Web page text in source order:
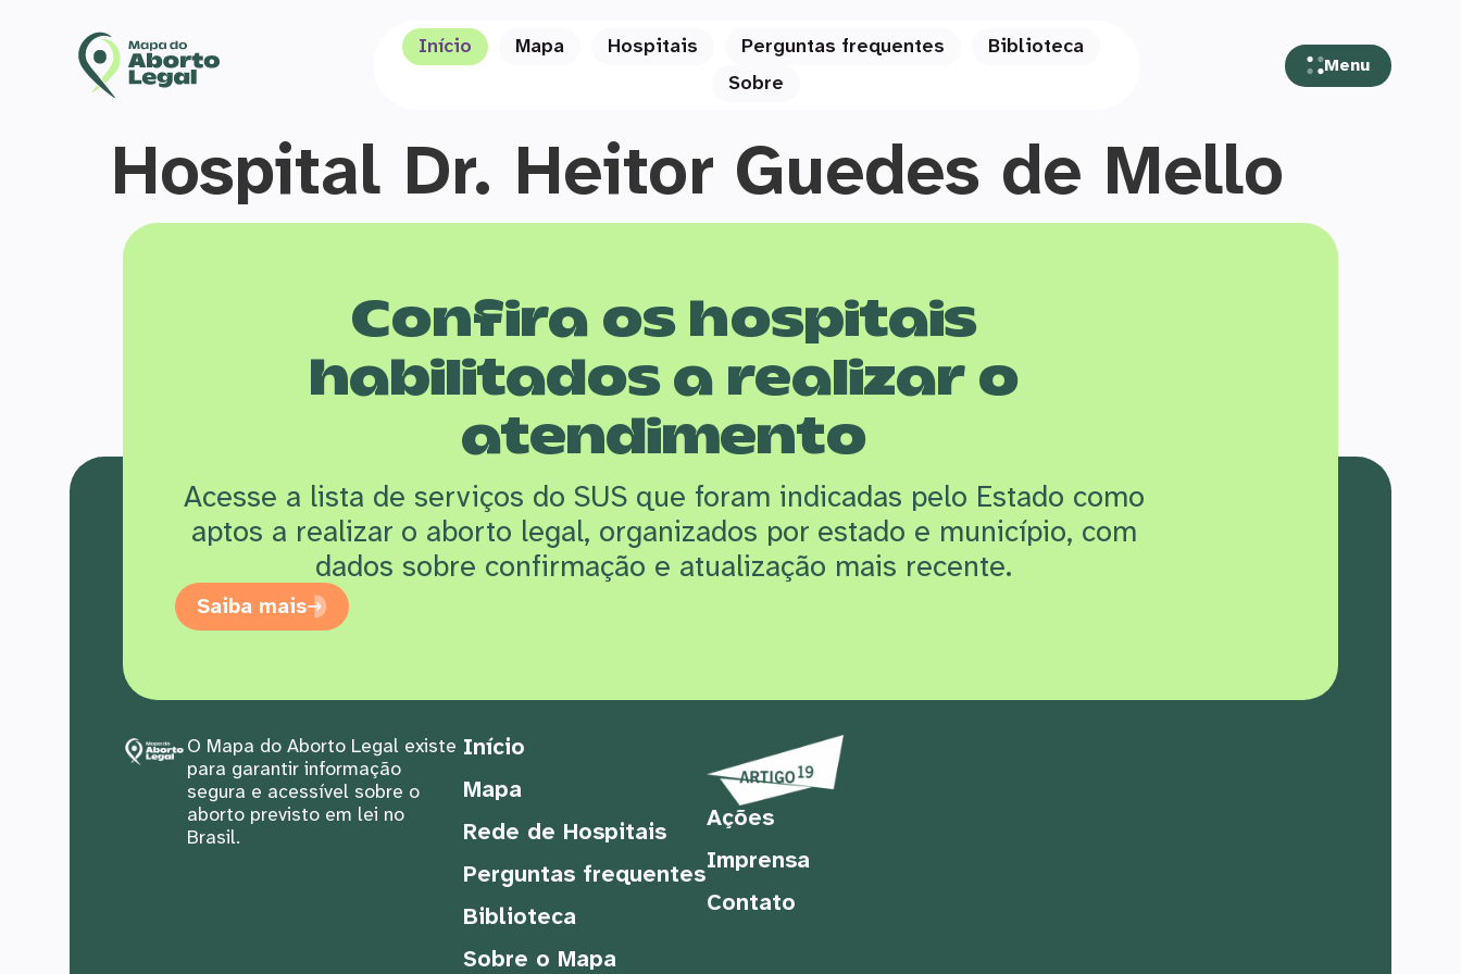
Início Mapa Hospitais Perguntas frequentes
Biblioteca
Sobre
Menu
Hospital Dr. Heitor Guedes de Mello
Confira os hospitais
habilitados a realizar o
atendimento
Acesse a lista de serviços do SUS que foram indicadas pelo Estado como
aptos a realizar o aborto legal, organizados por estado e município, com
dados sobre confirmação e atualização mais recente.
Saiba mais
O Mapa do Aborto Legal existe
para garantir informação
segura e acessível sobre o
aborto previsto em lei no
Brasil.
Início
Mapa
Rede de Hospitais
Perguntas frequentes
Biblioteca
Sobre o Mapa
Ações
Imprensa
Contato